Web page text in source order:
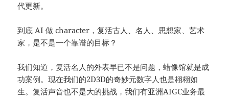
代更新。
到底 AI 做 character，复活古人、名人、思想家、艺术
家，是不是一个靠谱的目标？
我们知道，复活名人的外表早已不是问题，蜡像馆就是成
功案例。现在我们的2D3D的奇妙元数字人也是栩栩如
生。复活声音也不是大的挑战，我们有亚洲AIGC业务最